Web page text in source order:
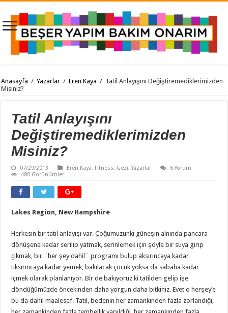
Anasayfa / Yazarlar / Eren Kaya / Tatil Anlayışını Değiştiremediklerimizden
Misiniz?
Tatil Anlayışını
Değiştiremediklerimizden
Misiniz?
07/29/2013 Eren Kaya, Fitness, Gezi,Yazarlar
6 Yorum
480 Görünümler
Lakes Region, New Hampshire
Herkesin bir tatil anlayışı var. Çoğumuzunki güneşin alnında pancara
dönüşene kadar serilip yatmak, serinlemek için şöyle bir suya girip
çıkmak, bir ¨her şey dahil¨ programı bulup aksırıncaya kadar
tıksırıncaya kadar yemek, bakılacak çocuk yoksa da sabaha kadar
içmek olarak planlanıyor. Bir de bakıyoruz ki tatilden gelip işe
döndüğümüzde öncekinden daha yorgun daha bitkiniz. Evet o herşey’e
bu da dahil maalesef. Tatil, bedenin her zamankinden fazla zorlandığı,